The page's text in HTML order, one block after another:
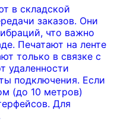
в складской
заказов. Они
что важно
Печатают на ленте
только в связке с
удаленности
подключения. Если
(до 10 метров)
Для